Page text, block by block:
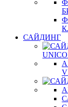
САЙДИНГ